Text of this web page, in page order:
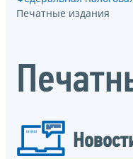
Печатные издания